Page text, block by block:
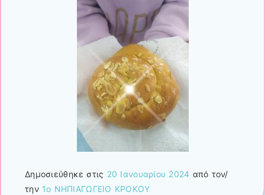
Δημοσιεύθηκε στις 20 Ιανουαρίου 2024 από τον/
την 1ο ΝΗΠΙΑΓΩΓΕΙΟ ΚΡΟΚΟΥ